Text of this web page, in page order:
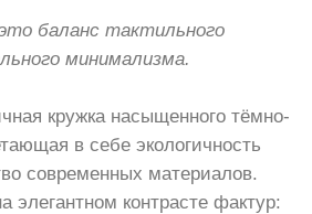
баланс тактильного
минимализма.
кружка насыщенного тёмно-
в себе экологичность
современных материалов.
элегантном контрасте фактур: